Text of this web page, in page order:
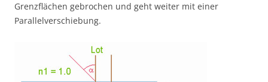
Grenzflächen gebrochen und geht weiter mit einer
Parallelverschiebung.